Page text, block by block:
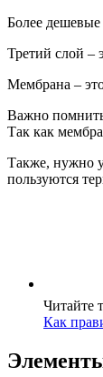
Более
Третий слой –
Мембрана –
Важно
Так как
Также, нужно
пользуются
Читайте
Как